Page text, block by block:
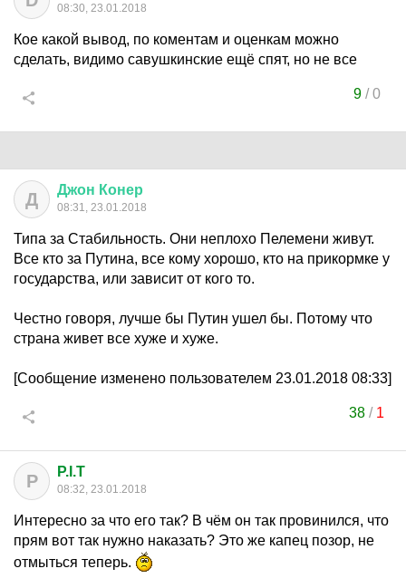
08:30, 23.01.2018
Кое какой вывод, по коментам и оценкам можно
сделать, видимо савушкинские ещё спят, но не все
9/0
Д Джон Конер
08:31, 23.01.2018
Типа за Стабильность. Они неплохо Пелемени живут.
Все кто за Путина, все кому хорошо, кто на прикормке у
государства, или зависит от кого то.
Честно говоря, лучше бы Путин ушел бы. Потому что
страна живет все хуже и хуже.
[Сообщение изменено пользователем 23.01.2018 08:33]
38 / 1
P P.I.T
08:32, 23.01.2018
Интересно за что его так? В чём он так провинился, что
прям вот так нужно наказать? Это же капец позор, не
отмыться теперь.